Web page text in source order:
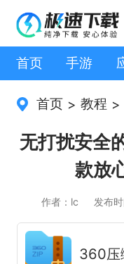
首页 手游
首页 > 教程 >
无打扰安全
款放
作者：lc 发布
360压